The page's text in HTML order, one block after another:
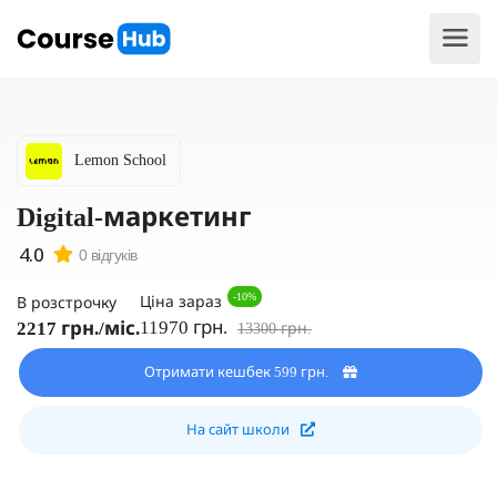
Lemon School
Digital-маркетинг
0 відгуків
В розстрочку
2217 грн./міс.
Ціна зараз -10%
11970 грн. 13300 грн.
Отримати кешбек 599 грн.
На сайт школи